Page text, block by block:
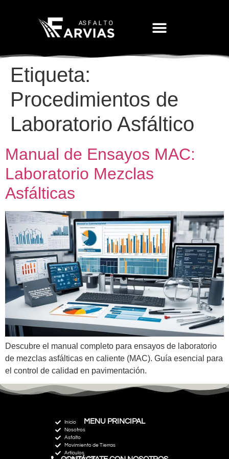
Etiqueta:
Procedimientos de
Laboratorio Asfáltico
Manual de Ensayos MAC:
Laboratorio Mezclas
Asfálticas
Descubre el manual completo para ensayos de laboratorio
de mezclas asfálticas en caliente (MAC). Guía esencial para
el control de calidad en pavimentación.
MENU PRINCIPAL
Inicio
Nosotros
Asfalto
Movimiento de Tierras
Artículos